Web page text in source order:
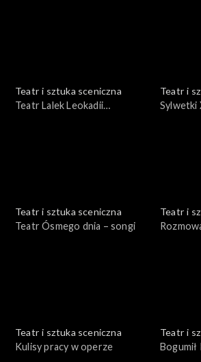
Teatr i sztuka sceniczna
Teatr Lalek Leokadii
Teatr i
Sylwetki
Teatr i sztuka sceniczna
Teatr Ósmego dnia – songi
Teatr i
Teatr i sztuka sceniczna
Kulisy pracy w operze
Teatr i
Bogumił